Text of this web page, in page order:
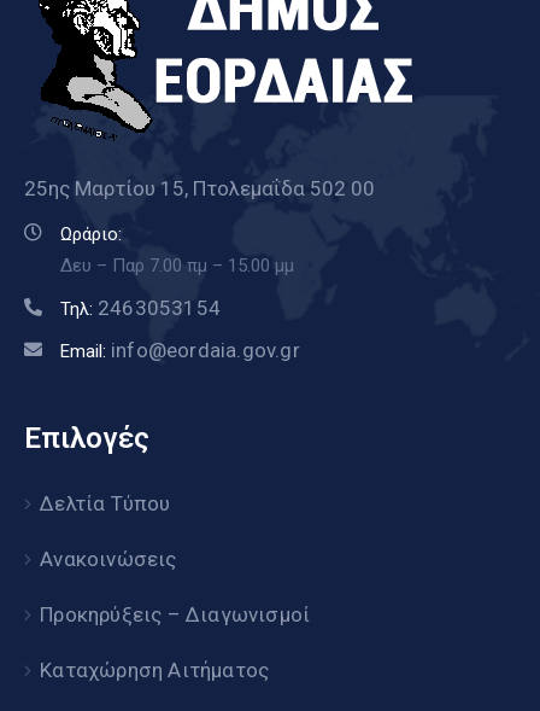
25ης Μαρτίου 15, Πτολεμαΐδα 502 00
Ωράριο:
Δευ – Παρ 7.00 πμ – 15.00 μμ
Τηλ: 2463053154
Email: info@eordaia.gov.gr
Επιλογές
Δελτία Τύπου
Ανακοινώσεις
Προκηρύξεις – Διαγωνισμοί
Καταχώρηση Αιτήματος